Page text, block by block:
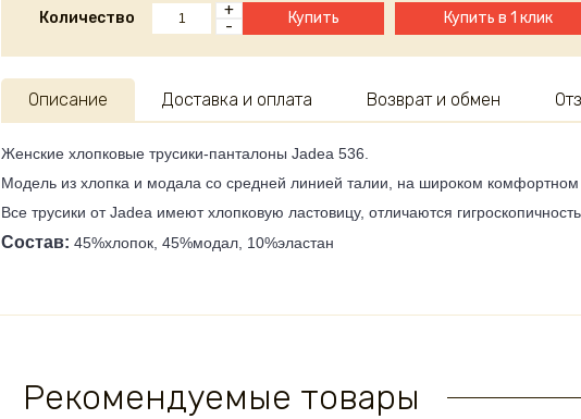
Количество
+
-
Купить Купить в 1 клик
Описание
Женские хлопковые трусики-панталоны Jadea 536.
Модель из хлопка и модала со средней линией талии, на широком комфортном
Все трусики от Jadea имеют хлопковую ластовицу, отличаются
Состав: 45%хлопок, 45%модал, 10%эластан
Доставка и оплата Возврат и обмен
Рекомендуемые товары